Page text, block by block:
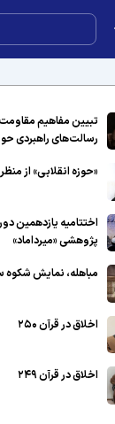
تبیین مفاهیم
رسالت‌های راهبردی
«حوزه انقلابی» از
اختتامیه یازدهمین
پژوهشی «میرداماد»
مباهله، نمایش شکوه
اخلاق در قرآن ۲۵۰
اخلاق در قرآن ۲۴۹